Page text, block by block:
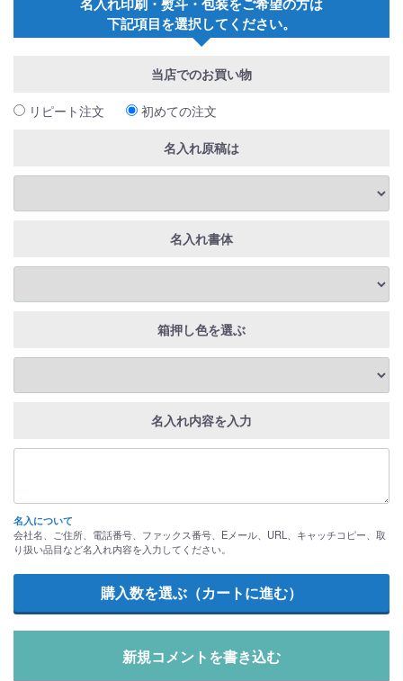
下記項目を選択してください。
当店でのお買い物
リピート注文 初めての注文
名入れ原稿は
名入れ書体
箱押し色を選ぶ
名入れ内容を入力
名入について
会社名、ご住所、電話番号、ファックス番号、Eメール、URL、キャッチコピー、取
り扱い品目など名入れ内容を入力してください。
新規コメントを書き込む